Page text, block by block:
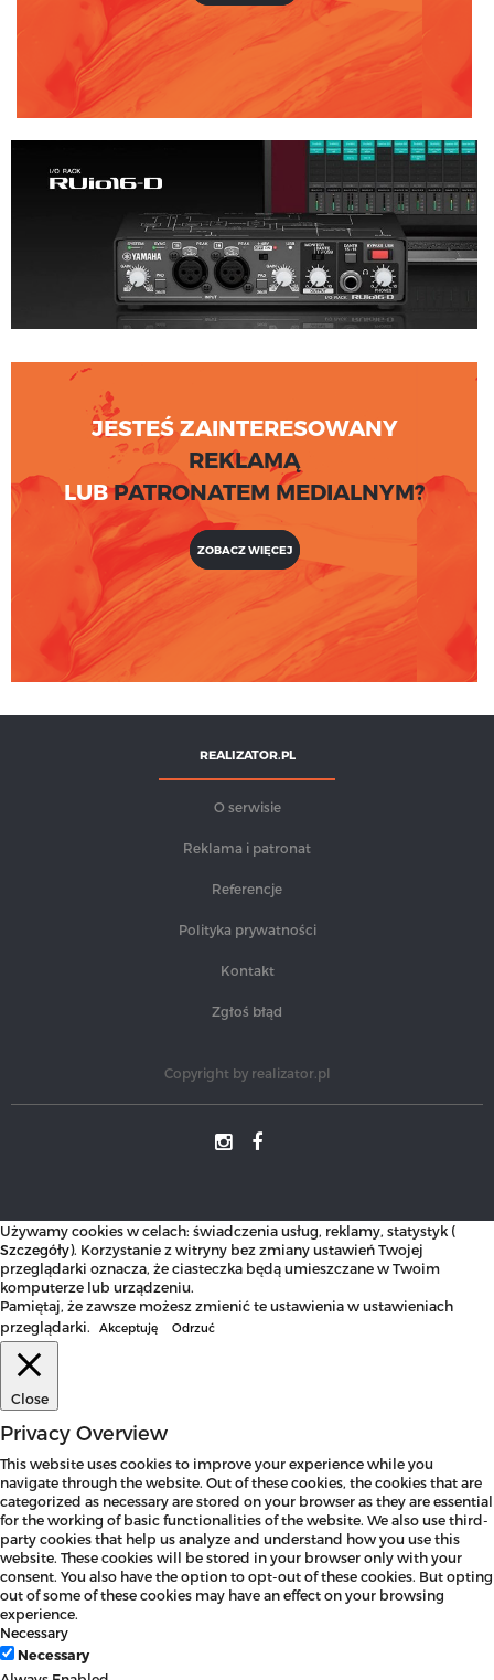
JESTEŚ ZAINTERESOWANY
REKLAMĄ
LUBPATRONATEM MEDIALNYM?
ZOBACZ WIĘCEJ
REALIZATOR.PL
O serwisie
Reklama i patronat
Referencje
Polityka prywatności
Kontakt
Zgłoś błąd
Copyright by realizator.pl
Używamy cookies w celach: świadczenia usług, reklamy, statystyk (
Szczegóły). Korzystanie z witryny bez zmiany ustawień Twojej
przeglądarki oznacza, że ciasteczka będą umieszczane w Twoim
komputerze lub urządzeniu.
Pamiętaj, że zawsze możesz zmienić te ustawienia w ustawieniach
przeglądarki.
Akceptuję Odrzuć
Close
Privacy Overview
This website uses cookies to improve your experience while you
navigate through the website. Out of these cookies, the cookies that are
categorized as necessary are stored on your browser as they are essential
for the working of basic functionalities of the website. We also use third-
party cookies that help us analyze and understand how you use this
website. These cookies will be stored in your browser only with your
consent. You also have the option to opt-out of these cookies. But opting
out of some of these cookies may have an effect on your browsing
experience.
Necessary
Necessary